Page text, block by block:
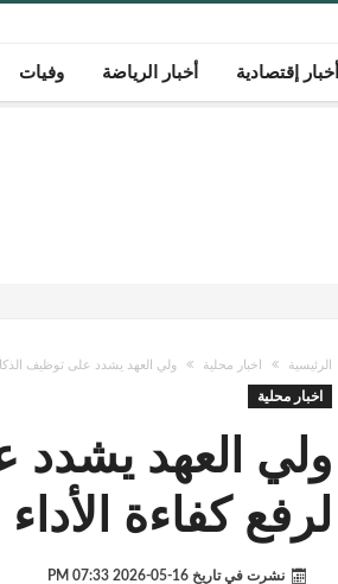
أخبار إقتصادية أخبار الرياضة وفيات
الرئيسية اخبار محلية ولي العهد يشدد على توظيف
اخبار محلية
ولي العهد يشدد
لرفع كفاءة
نشرت في تاريخ 16-05-2026 07:33 PM